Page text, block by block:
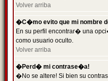
Volver arriba
�C�mo evito que mi nombre
En su perfil encontrar� una
como usuario oculto.
Volver arriba
�Perd� mi contrase�a!
�No se altere! Si bien su